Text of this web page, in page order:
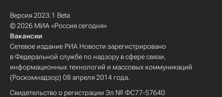
Версия 2023.1 Beta
© 2026 МИА «Россия сегодня»
Вакансии
Сетевое издание РИА Новости зарегистрировано
в Федеральной службе по надзору в сфере связи,
информационных технологий и массовых коммуникаций
(Роскомнадзор) 08 апреля 2014 года.
Свидетельство о регистрации Эл № ФС77-57640